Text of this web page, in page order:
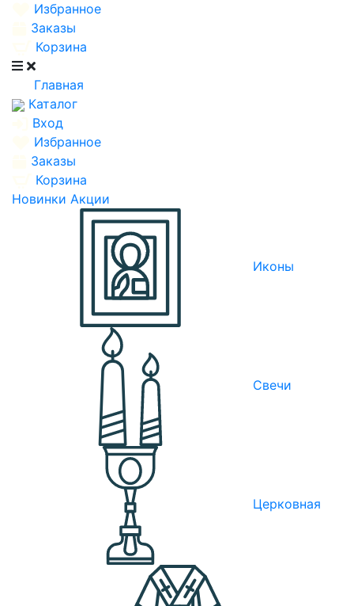
Избранное
Заказы
Корзина
Главная
Каталог
Вход
Избранное
Заказы
Корзина
Новинки Акции
Иконы
Свечи
Церковная